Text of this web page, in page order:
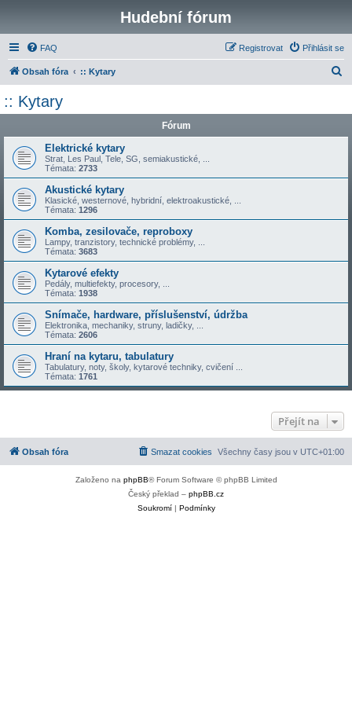
Hudební fórum
FAQ Přihlásit se
Registrovat
Obsah fóra :: Kytary
:: Kytary
Fórum
Elektrické kytary
Strat, Les Paul, Tele, SG, semiakustické, ...
Témata: 2733
Akustické kytary
Klasické, westernové, hybridní, elektroakustické, ...
Témata: 1296
Komba, zesilovače, reproboxy
Lampy, tranzistory, technické problémy, ...
Témata: 3683
Kytarové efekty
Pedály, multiefekty, procesory, ...
Témata: 1938
Snímače, hardware, příslušenství, údržba
Elektronika, mechaniky, struny, ladičky, ...
Témata: 2606
Hraní na kytaru, tabulatury
Tabulatury, noty, školy, kytarové techniky, cvičení ...
Témata: 1761
Přejít na
Obsah fóra Všechny časy jsou v UTC+01:00
Smazat cookies
Založeno na phpBB® Forum Software © phpBB Limited
Český překlad – phpBB.cz
Soukromí| Podmínky